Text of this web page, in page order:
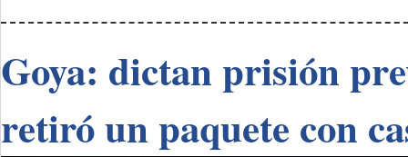
Goya: dictan prisión
retiró un paquete con